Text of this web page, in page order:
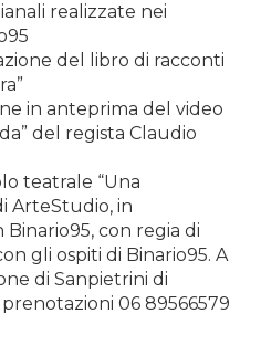
realizzate nei
del libro di racconti
in anteprima del video
del regista Claudio
teatrale “Una
ArteStudio, in
con regia di
gli ospiti di Binario95. A
di Sanpietrini di
06 89566579